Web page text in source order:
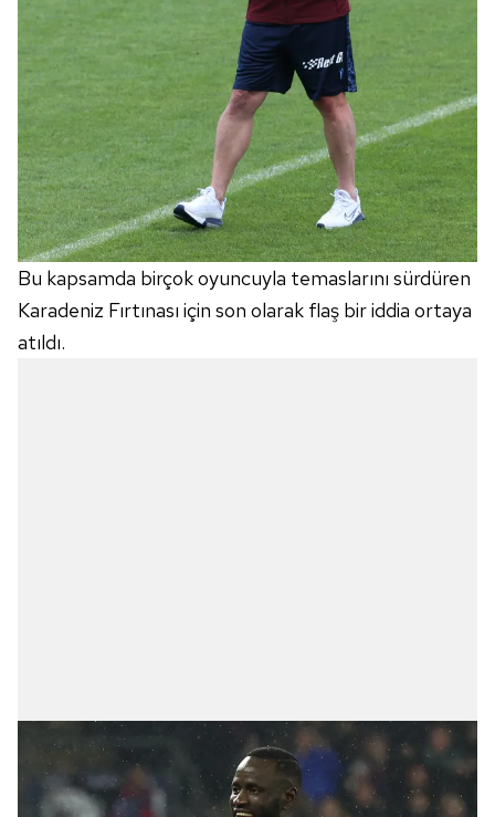
Bu kapsamda birçok oyuncuyla temaslarını sürdüren
Karadeniz Fırtınası için son olarak flaş bir iddia ortaya
atıldı.